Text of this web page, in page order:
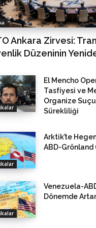
Ankara Zirvesi:
Düzeninin
El Mencho
Tasfiyesi ve
Organize
Sürekliliği
Arktik’te
ABD-Grönland
Venezuela-
Dönemde